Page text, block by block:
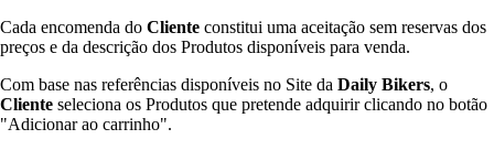
Cada encomenda do Cliente constitui uma aceitação sem reservas dos
preços e da descrição dos Produtos disponíveis para venda.
Com base nas referências disponíveis no Site da Daily Bikers, o
Cliente seleciona os Produtos que pretende adquirir clicando no botão
"Adicionar ao carrinho".